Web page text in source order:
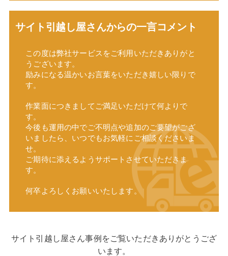
サイト引越し屋さんからの一言コメント
この度は弊社サービスをご利用いただきありがと
うございます。
励みになる温かいお言葉をいただき嬉しい限りで
す。
作業面につきましてご満足いただけて何よりで
す。
今後も運用の中でご不明点や追加のご要望がござ
いましたら、いつでもお気軽にご相談くださいま
せ。
ご期待に添えるようサポートさせていただきま
す。
何卒よろしくお願いいたします。
サイト引越し屋さん事例をご覧いただきありがとうござ
います。